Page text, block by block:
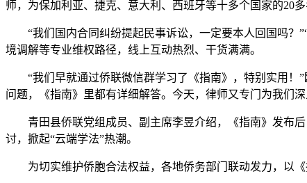
师，为保加利亚、捷克、意大利、西班牙等十多个国家的20
“我们国内合同纠纷提起民事诉讼，一定要本人回国吗？
境调解等专业维权路径，线上互动热烈、干货满满。
“我们早就通过侨联微信群学习了《指南》，特别实用！”
问题，《指南》里都有详细解答。今天，律师又专门为我们
青田县侨联党组成员、副主席李昱介绍，《指南》发布后
讨，掀起“云端学法”热潮。
为切实维护侨胞合法权益，各地侨务部门联动发力，以《